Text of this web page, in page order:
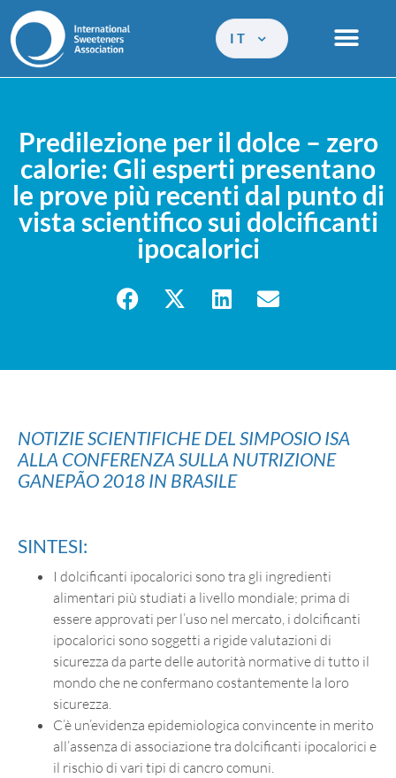
IT
Predilezione per il dolce – zero
calorie: Gli esperti presentano
le prove più recenti dal punto di
vista scientifico sui dolcificanti
ipocalorici
NOTIZIE SCIENTIFICHE DEL SIMPOSIO ISA
ALLA CONFERENZA SULLA NUTRIZIONE
GANEPÃO 2018 IN BRASILE
SINTESI:
I dolcificanti ipocalorici sono tra gli ingredienti
alimentari più studiati a livello mondiale; prima di
essere approvati per l’uso nel mercato, i dolcificanti
ipocalorici sono soggetti a rigide valutazioni di
sicurezza da parte delle autorità normative di tutto il
mondo che ne confermano costantemente la loro
sicurezza.
C’è un’evidenza epidemiologica convincente in merito
all’assenza di associazione tra dolcificanti ipocalorici e
il rischio di vari tipi di cancro comuni.